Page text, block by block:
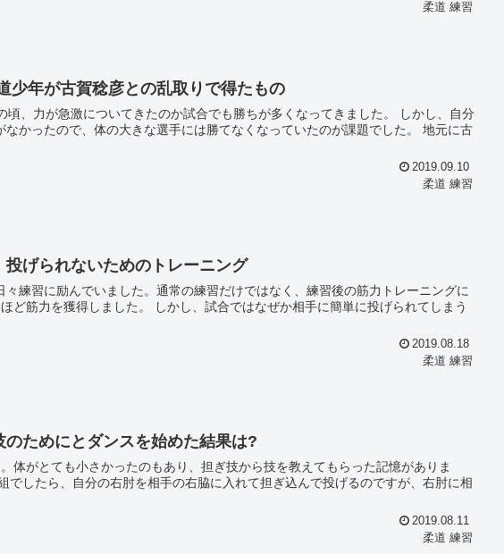
柔道 練習
少年が古賀稔彦との乱取りで得たもの
が急激についてきたのか試合でも勝ちが多くなってきました。 しかし、自分
かったので、体の大きな選手には勝てなくなっていたのが課題でした。 地元に古
2019.09.10
柔道 練習
げられないためのトレーニング
練習に励んでいました。通常の練習だけではなく、練習後の筋力トレーニングに
試合ではなぜか相手に簡単に投げられてしまう
2019.08.18
柔道 練習
ためにとダンスを始めた結果は?
体がとても小さかったのもあり、担ぎ技から技を教えてもらった記憶がありま
2019.08.11
柔道 練習